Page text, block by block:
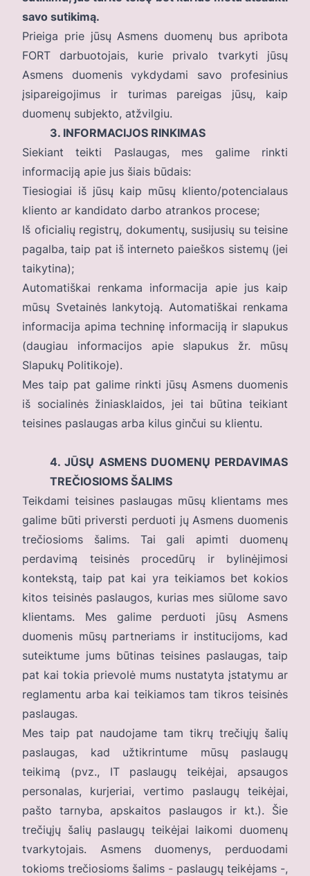
savo sutikimą.
Prieiga prie jūsų Asmens duomenų bus apribota
FORT darbuotojais, kurie privalo tvarkyti jūsų
Asmens duomenis vykdydami savo profesinius
įsipareigojimus ir turimas pareigas jūsų, kaip
duomenų subjekto, atžvilgiu.
3. INFORMACIJOS RINKIMAS
Siekiant teikti Paslaugas, mes galime rinkti
informaciją apie jus šiais būdais:
Tiesiogiai iš jūsų kaip mūsų kliento/potencialaus
kliento ar kandidato darbo atrankos procese;
Iš oficialių registrų, dokumentų, susijusių su teisine
pagalba, taip pat iš interneto paieškos sistemų (jei
taikytina);
Automatiškai renkama informacija apie jus kaip
mūsų Svetainės lankytoją. Automatiškai renkama
informacija apima techninę informaciją ir slapukus
(daugiau informacijos apie slapukus žr. mūsų
Slapukų Politikoje).
Mes taip pat galime rinkti jūsų Asmens duomenis
iš socialinės žiniasklaidos, jei tai būtina teikiant
teisines paslaugas arba kilus ginčui su klientu.
4. JŪSŲ ASMENS DUOMENŲ PERDAVIMAS
TREČIOSIOMS ŠALIMS
Teikdami teisines paslaugas mūsų klientams mes
galime būti priversti perduoti jų Asmens duomenis
trečiosioms šalims. Tai gali apimti duomenų
perdavimą teisinės procedūrų ir bylinėjimosi
kontekstą, taip pat kai yra teikiamos bet kokios
kitos teisinės paslaugos, kurias mes siūlome savo
klientams. Mes galime perduoti jūsų Asmens
duomenis mūsų partneriams ir institucijoms, kad
suteiktume jums būtinas teisines paslaugas, taip
pat kai tokia prievolė mums nustatyta įstatymu ar
reglamentu arba kai teikiamos tam tikros teisinės
paslaugas.
Mes taip pat naudojame tam tikrų trečiųjų šalių
paslaugas, kad užtikrintume mūsų paslaugų
teikimą (pvz., IT paslaugų teikėjai, apsaugos
personalas, kurjeriai, vertimo paslaugų teikėjai,
pašto tarnyba, apskaitos paslaugos ir kt.). Šie
trečiųjų šalių paslaugų teikėjai laikomi duomenų
tvarkytojais. Asmens duomenys, perduodami
tokioms trečiosioms šalims - paslaugų teikėjams -,